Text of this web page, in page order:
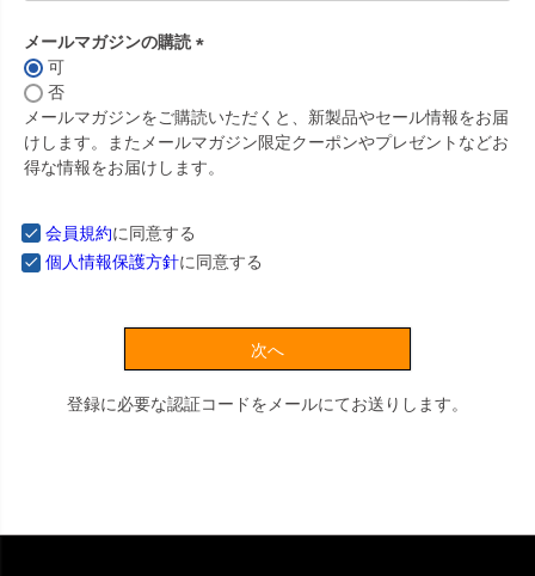
メールマガジンの購読
須
)
可
否
メールマガジンをご購読いただくと、新製品やセール情報をお届
けします。またメールマガジン限定クーポンやプレゼントなどお
得な情報をお届けします。
会員規約に同意する
個人情報保護方針に同意する
次へ
登録に必要な認証コードをメールにてお送りします。